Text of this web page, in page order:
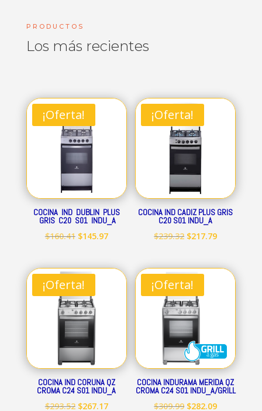
PRODUCTOS
Los más recientes
¡Oferta!
COCINA IND DUBLIN PLUS
GRIS C20 S01 INDU_A
$160.41 El
original
era:
$160.41.
$145.97El
actual
¡Oferta!
COCINA IND CADIZ PLUS GRIS
C20 S01 INDU_A
$239.32 El
original
era:
$239.32.
$217.79El
actual
¡Oferta!
COCINA IND CORUNA QZ
CROMA C24 S01 INDU_A
$293.52 El
$267.17El
¡Oferta!
COCINA INDURAMA MERIDA QZ
CROMA C24 S01 INDU_A/GRILL
$309.99 El
$282.09El